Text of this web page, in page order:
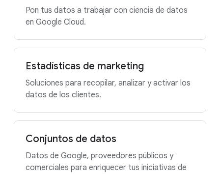
Pon tus datos a trabajar con ciencia de datos
en Google Cloud.
Estadísticas de marketing
Soluciones para recopilar, analizar y activar los
datos de los clientes.
Conjuntos de datos
Datos de Google, proveedores públicos y
comerciales para enriquecer tus iniciativas de